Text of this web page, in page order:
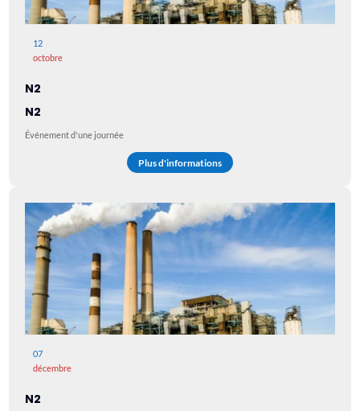
12
octobre
N2
N2
Événement d'une journée
Plus d'informations
07
décembre
N2